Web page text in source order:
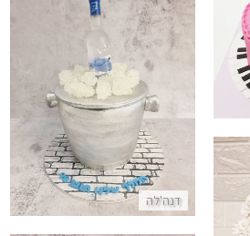
דנה'לה
עוגה מיוחדת בעיצוב וודקה לגיל
התקשר/י